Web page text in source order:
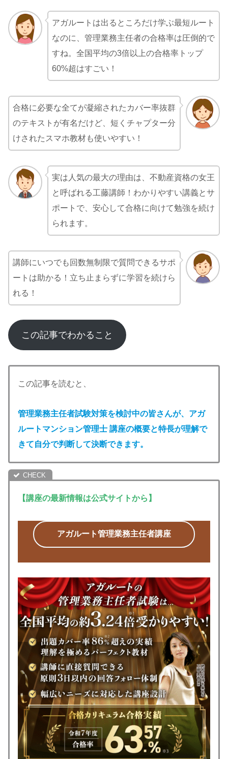
アガルートは出るところだけ学ぶ最短ルート
なのに、管理業務主任者の合格率は圧倒的で
すね。全国平均の3倍以上の合格率トップ
60%超はすごい！
合格に必要な全てが凝縮されたカバー率抜群
のテキストが有名だけど、短くチャプター分
けされたスマホ教材も使いやすい！
実は人気の最大の理由は、不動産資格の女王
と呼ばれる工藤講師！わかりやすい講義とサ
ポートで、安心して合格に向けて勉強を続け
られます。
講師にいつでも回数無制限で質問できるサポ
ートは助かる！立ち止まらずに学習を続けら
れる！
この記事でわかること
この記事を読むと、
管理業務主任者試験対策を検討中の皆さんが、アガ
ルート マンション管理士 講座の概要と特長が理解で
きて自分で判断して決断できます。
【講座の最新情報は公式サイトから】
アガルート管理業務主任者講座